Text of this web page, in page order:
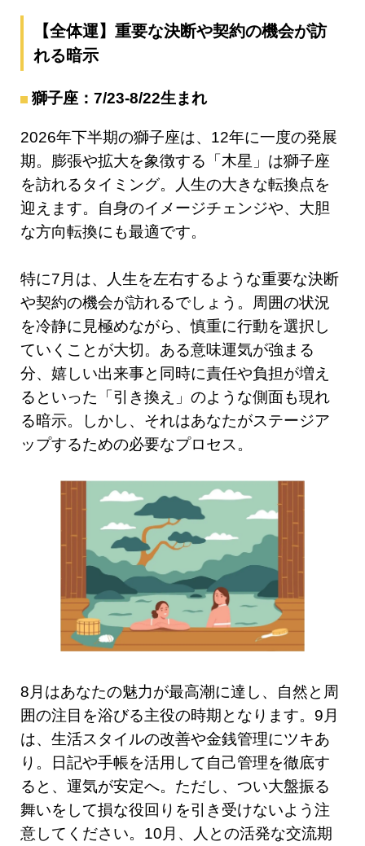
【全体運】重要な決断や契約の機会が訪
れる暗示
獅子座：7/23-8/22生まれ
2026年下半期の獅子座は、12年に一度の発展
期。膨張や拡大を象徴する「木星」は獅子座
を訪れるタイミング。人生の大きな転換点を
迎えます。自身のイメージチェンジや、大胆
な方向転換にも最適です。
特に7月は、人生を左右するような重要な決断
や契約の機会が訪れるでしょう。周囲の状況
を冷静に見極めながら、慎重に行動を選択し
ていくことが大切。ある意味運気が強まる
分、嬉しい出来事と同時に責任や負担が増え
るといった「引き換え」のような側面も現れ
る暗示。しかし、それはあなたがステージア
ップするための必要なプロセス。
8月はあなたの魅力が最高潮に達し、自然と周
囲の注目を浴びる主役の時期となります。9月
は、生活スタイルの改善や金銭管理にツキあ
り。日記や手帳を活用して自己管理を徹底す
ると、運気が安定へ。ただし、つい大盤振る
舞いをして損な役回りを引き受けないよう注
意してください。10月、人との活発な交流期